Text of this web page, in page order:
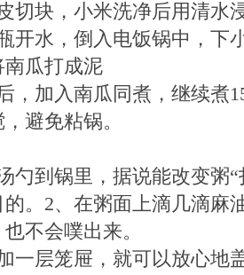
块，小米洗净后用清水
水，倒入电饭锅中，下
瓜打成泥
加入南瓜同煮，继续煮
避免粘锅。
到锅里，据说能改变粥“
。2、在粥面上滴几滴麻
不会噗出来。
层笼屉，就可以放心地